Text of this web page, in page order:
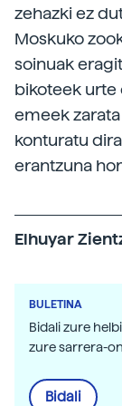
zehazki ez
Moskuko
soinuak
bikoteek urte
emeek
konturatu
erantzuna
Elhuyar
BULETINA
Bidali zure
zure sarrera-
Bidali